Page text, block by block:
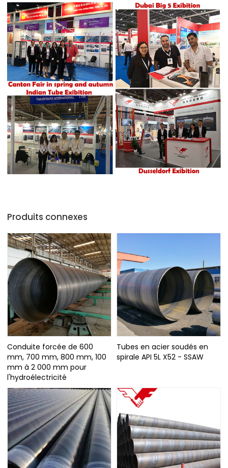
Produits connexes
Conduite forcée de 600
mm, 700 mm, 800 mm, 100
mm à 2 000 mm pour
l'hydroélectricité
Tubes en acier soudés en
spirale API 5L X52 - SSAW